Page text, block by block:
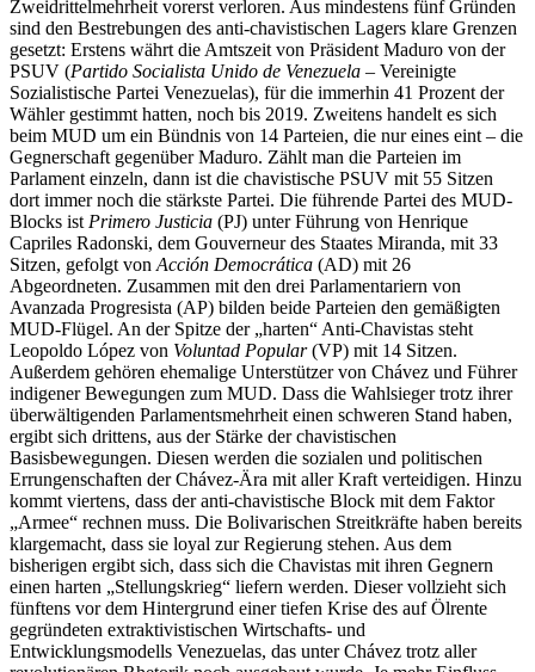
Zweidrittelmehrheit vorerst verloren. Aus mindestens fünf Gründen
sind den Bestrebungen des anti-chavistischen Lagers klare Grenzen
gesetzt: Erstens währt die Amtszeit von Präsident Maduro von der
PSUV (Partido Socialista Unido de Venezuela – Vereinigte
Sozialistische Partei Venezuelas), für die immerhin 41 Prozent der
Wähler gestimmt hatten, noch bis 2019. Zweitens handelt es sich
beim MUD um ein Bündnis von 14 Parteien, die nur eines eint – die
Gegnerschaft gegenüber Maduro. Zählt man die Parteien im
Parlament einzeln, dann ist die chavistische PSUV mit 55 Sitzen
dort immer noch die stärkste Partei. Die führende Partei des MUD-
Blocks ist Primero Justicia (PJ) unter Führung von Henrique
Capriles Radonski, dem Gouverneur des Staates Miranda, mit 33
Sitzen, gefolgt von Acción Democrática (AD) mit 26
Abgeordneten. Zusammen mit den drei Parlamentariern von
Avanzada Progresista (AP) bilden beide Parteien den gemäßigten
MUD-Flügel. An der Spitze der „harten“ Anti-Chavistas steht
Leopoldo López von Voluntad Popular(VP) mit 14 Sitzen.
Außerdem gehören ehemalige Unterstützer von Chávez und Führer
indigener Bewegungen zum MUD. Dass die Wahlsieger trotz ihrer
überwältigenden Parlamentsmehrheit einen schweren Stand haben,
ergibt sich drittens, aus der Stärke der chavistischen
Basisbewegungen. Diesen werden die sozialen und politischen
Errungenschaften der Chávez-Ära mit aller Kraft verteidigen. Hinzu
kommt viertens, dass der anti-chavistische Block mit dem Faktor
„Armee“ rechnen muss. Die Bolivarischen Streitkräfte haben bereits
klargemacht, dass sie loyal zur Regierung stehen. Aus dem
bisherigen ergibt sich, dass sich die Chavistas mit ihren Gegnern
einen harten „Stellungskrieg“ liefern werden. Dieser vollzieht sich
fünftens vor dem Hintergrund einer tiefen Krise des auf Ölrente
gegründeten extraktivistischen Wirtschafts- und
Entwicklungsmodells Venezuelas, das unter Chávez trotz aller